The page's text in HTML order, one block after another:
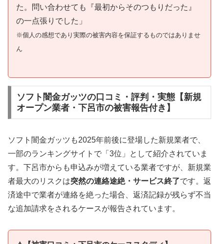
た。問い合わせても『最初からそのつもりだった』
の一点張りでした」
※個人の感想であり実際の被害内容を保証するものではありませ
ん
ソフト闇金ガッツの口コミ・評判・実態【新規
オープン業者・下呂市の被害報告付き】
ソフト闇金ガッツも2025年前後に登場した新規業者で、
一部のランキングサイトで「3位」として紹介されていま
す。下呂市からも申込みが増えている業者ですが、新規業
者最大のリスクは突然の連絡途絶・サービス終了です。返
済途中で業者が連絡を絶った場合、返済記録が残らず不当
な追加請求をされるケースが報告されています。